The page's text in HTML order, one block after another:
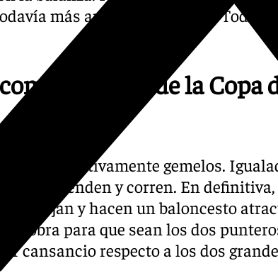
más amplio el ‘average’. Todo
anticipo de la Copa
relativamente gemelos.
que defienden y corren. En definitiva,
se fajan y hacen un baloncesto
sobra para que sean los dos
cansancio respecto a los dos